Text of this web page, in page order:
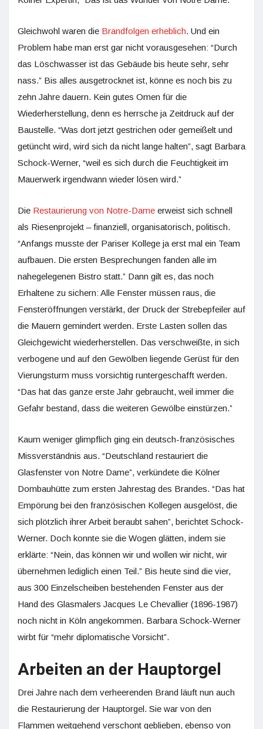
Gleichwohl waren die Brandfolgen erheblich. Und ein
Problem habe man erst gar nicht vorausgesehen: “Durch
das Löschwasser ist das Gebäude bis heute sehr, sehr
nass.” Bis alles ausgetrocknet ist, könne es noch bis zu
zehn Jahre dauern. Kein gutes Omen für die
Wiederherstellung, denn es herrsche ja Zeitdruck auf der
Baustelle. “Was dort jetzt gestrichen oder gemeißelt und
getüncht wird, wird sich da nicht lange halten”, sagt Barbara
Schock-Werner, “weil es sich durch die Feuchtigkeit im
Mauerwerk irgendwann wieder lösen wird.”
Die Restaurierung von Notre-Dame erweist sich schnell
als Riesenprojekt – finanziell, organisatorisch, politisch.
“Anfangs musste der Pariser Kollege ja erst mal ein Team
aufbauen. Die ersten Besprechungen fanden alle im
nahegelegenen Bistro statt.” Dann gilt es, das noch
Erhaltene zu sichern: Alle Fenster müssen raus, die
Fensteröffnungen verstärkt, der Druck der Strebepfeiler auf
die Mauern gemindert werden. Erste Lasten sollen das
Gleichgewicht wiederherstellen. Das verschweißte, in sich
verbogene und auf den Gewölben liegende Gerüst für den
Vierungsturm muss vorsichtig runtergeschafft werden.
“Das hat das ganze erste Jahr gebraucht, weil immer die
Gefahr bestand, dass die weiteren Gewölbe einstürzen.”
Kaum weniger glimpflich ging ein deutsch-französisches
Missverständnis aus. “Deutschland restauriert die
Glasfenster von Notre Dame”, verkündete die Kölner
Dombauhütte zum ersten Jahrestag des Brandes. “Das hat
Empörung bei den französischen Kollegen ausgelöst, die
sich plötzlich ihrer Arbeit beraubt sahen”, berichtet Schock-
Werner. Doch konnte sie die Wogen glätten, indem sie
erklärte: “Nein, das können wir und wollen wir nicht, wir
übernehmen lediglich einen Teil.” Bis heute sind die vier,
aus 300 Einzelscheiben bestehenden Fenster aus der
Hand des Glasmalers Jacques Le Chevallier (1896-1987)
noch nicht in Köln angekommen. Barbara Schock-Werner
wirbt für “mehr diplomatische Vorsicht”.
Arbeiten an der Hauptorgel
Drei Jahre nach dem verheerenden Brand läuft nun auch
die Restaurierung der Hauptorgel. Sie war von den
Flammen weitgehend verschont geblieben, ebenso von